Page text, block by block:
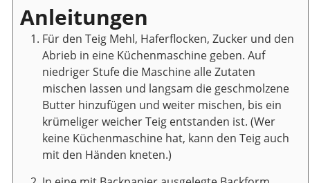
Anleitungen
Für den Teig Mehl, Haferflocken, Zucker und den
Abrieb in eine Küchenmaschine geben. Auf
niedriger Stufe die Maschine alle Zutaten
mischen lassen und langsam die geschmolzene
Butter hinzufügen und weiter mischen, bis ein
krümeliger weicher Teig entstanden ist. (Wer
keine Küchenmaschine hat, kann den Teig auch
mit den Händen kneten.)